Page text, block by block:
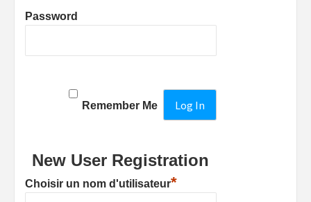
Password
Remember Me
New User Registration
Choisir un nom d'utilisateur*